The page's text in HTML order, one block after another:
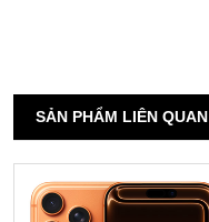
SẢN PHẨM LIÊN QUAN